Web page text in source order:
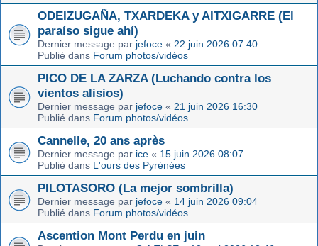
ODEIZUGAÑA, TXARDEKA y AITXIGARRE (El
paraíso sigue ahí)
Dernier message par jefoce « 22 juin 2026 07:40
Publié dans Forum photos/vidéos
PICO DE LA ZARZA (Luchando contra los
vientos alisios)
Dernier message par jefoce « 21 juin 2026 16:30
Publié dans Forum photos/vidéos
Cannelle, 20 ans après
Dernier message par ice « 15 juin 2026 08:07
Publié dans L'ours des Pyrénées
PILOTASORO (La mejor sombrilla)
Dernier message par jefoce « 14 juin 2026 09:04
Publié dans Forum photos/vidéos
Ascention Mont Perdu en juin